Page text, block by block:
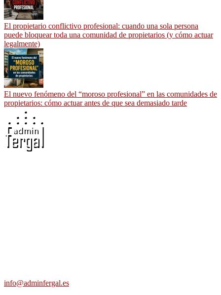
El propietario conflictivo profesional: cuando una sola persona
puede bloquear toda una comunidad de propietarios (y cómo actuar
legalmente)
El nuevo fenómeno del “moroso profesional” en las comunidades de
propietarios: cómo actuar antes de que sea demasiado tarde
info@adminfergal.es